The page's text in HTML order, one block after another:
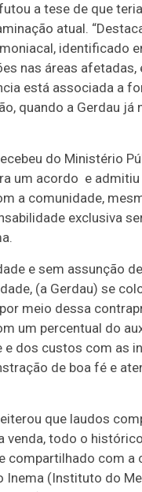
a tese de que
atual.
identificado
nas áreas afetadas,
está associada a
quando a Gerdau já
do Ministério
um acordo e
a comunidade,
exclusiva
e sem assunção
(a Gerdau) se
meio dessa
um percentual do
e dos custos com as
de boa fé e
que laudos
venda, todo o
compartilhado com a
Inema (Instituto do